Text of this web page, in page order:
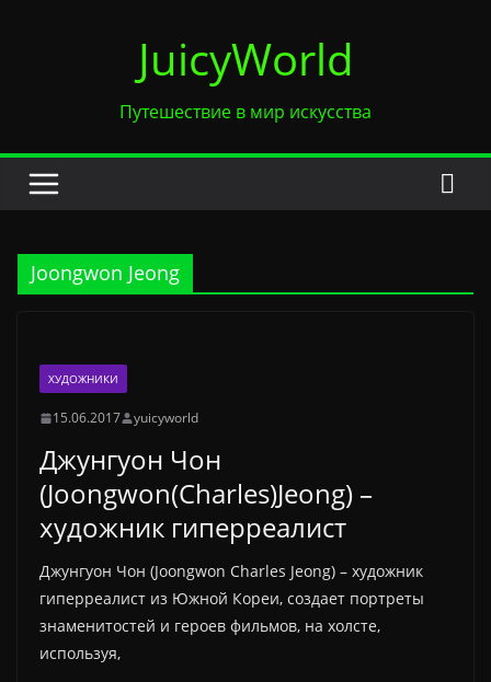
JuicyWorld
Путешествие в мир искусства
Joongwon Jeong
ХУДОЖНИКИ
15.06.2017 yuicyworld
Джунгуон Чон
(Joongwon(Charles)Jeong) –
художник гиперреалист
Джунгуон Чон (Joongwon Charles Jeong) – художник
гиперреалист из Южной Кореи, создает портреты
знаменитостей и героев фильмов, на холсте,
используя,